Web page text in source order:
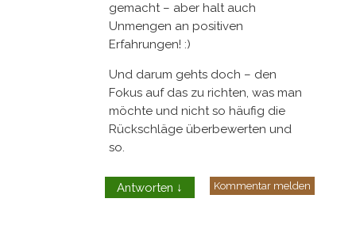
gemacht – aber halt auch
Unmengen an positiven
Erfahrungen! :)
Und darum gehts doch – den
Fokus auf das zu richten, was man
möchte und nicht so häufig die
Rückschläge überbewerten und
so.
Antworten ↓ Kommentar melden